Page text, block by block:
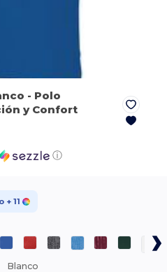
- Polo
y Confort
ⓘ
+ 11
Blanco